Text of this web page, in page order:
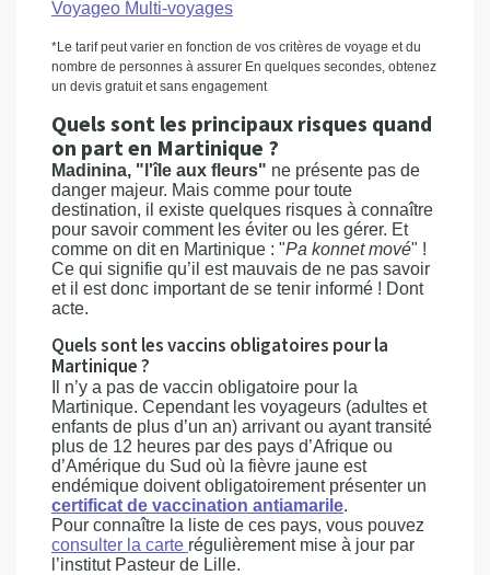
Voyageo Multi-voyages
*Le tarif peut varier en fonction de vos critères de voyage et du
nombre de personnes à assurer En quelques secondes, obtenez
un devis gratuit et sans engagement
Quels sont les principaux risques quand
on part en Martinique ?
Madinina, "l'île aux fleurs" ne présente pas de
danger majeur. Mais comme pour toute
destination, il existe quelques risques à connaître
pour savoir comment les éviter ou les gérer. Et
comme on dit en Martinique : "Pa konnet mové" !
Ce qui signifie qu’il est mauvais de ne pas savoir
et il est donc important de se tenir informé ! Dont
acte.
Quels sont les vaccins obligatoires pour la
Martinique ?
Il n’y a pas de vaccin obligatoire pour la
Martinique. Cependant les voyageurs (adultes et
enfants de plus d’un an) arrivant ou ayant transité
plus de 12 heures par des pays d’Afrique ou
d’Amérique du Sud où la fièvre jaune est
endémique doivent obligatoirement présenter un
certificat de vaccination antiamarile.
Pour connaître la liste de ces pays, vous pouvez
consulter la carte régulièrement mise à jour par
l’institut Pasteur de Lille.